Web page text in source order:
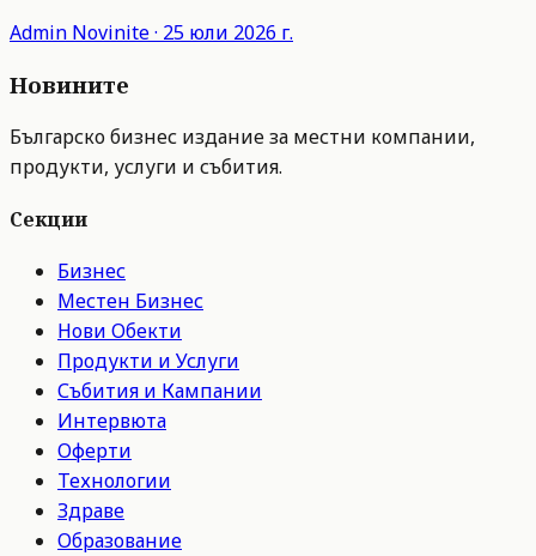
Admin Novinite· 25 юли 2026 г.
Новините
Българско бизнес издание за местни компании,
продукти, услуги и събития.
Секции
Бизнес
Местен Бизнес
Нови Обекти
Продукти и Услуги
Събития и Кампании
Интервюта
Оферти
Технологии
Здраве
Образование